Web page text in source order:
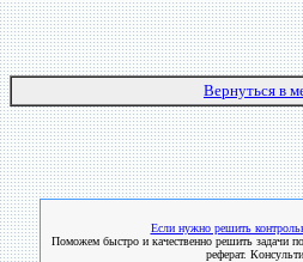
Вернуться в
Если нужно решить
Поможем быстро и качественно решить задачи
реферат.